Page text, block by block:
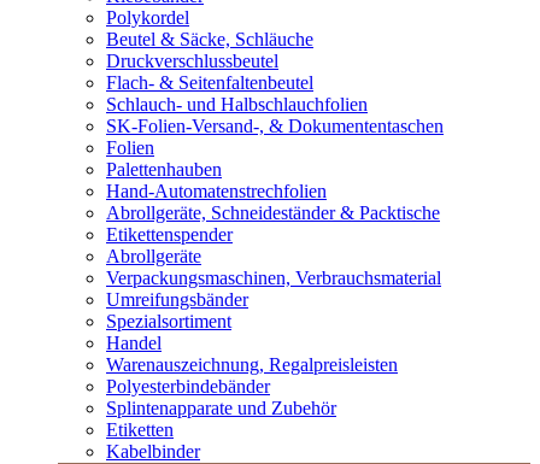
Polykordel
Beutel & Säcke, Schläuche
Druckverschlussbeutel
Flach- & Seitenfaltenbeutel
Schlauch- und Halbschlauchfolien
SK-Folien-Versand-, & Dokumententaschen
Folien
Palettenhauben
Hand-Automatenstrechfolien
Abrollgeräte, Schneideständer & Packtische
Etikettenspender
Abrollgeräte
Verpackungsmaschinen, Verbrauchsmaterial
Umreifungsbänder
Spezialsortiment
Handel
Warenauszeichnung, Regalpreisleisten
Polyesterbindebänder
Splintenapparate und Zubehör
Etiketten
Kabelbinder